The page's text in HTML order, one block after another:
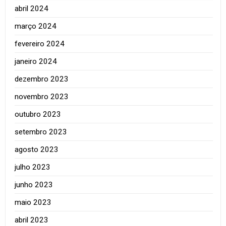
abril 2024
março 2024
fevereiro 2024
janeiro 2024
dezembro 2023
novembro 2023
outubro 2023
setembro 2023
agosto 2023
julho 2023
junho 2023
maio 2023
abril 2023